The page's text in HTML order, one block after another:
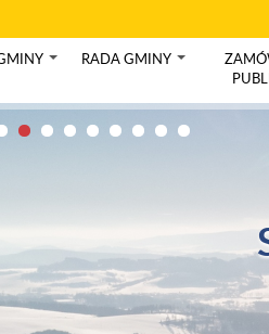
RADA GMINY